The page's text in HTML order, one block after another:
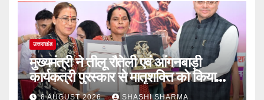
उत्तराखंड
मुख्यमंत्री ने तीलू रौतेली एवं आंगनबाड़ी
कार्यकत्री पुरस्कार से मातृशक्ति को किया
सम्मानित
8 AUGUST 2026 SHASHI SHARMA